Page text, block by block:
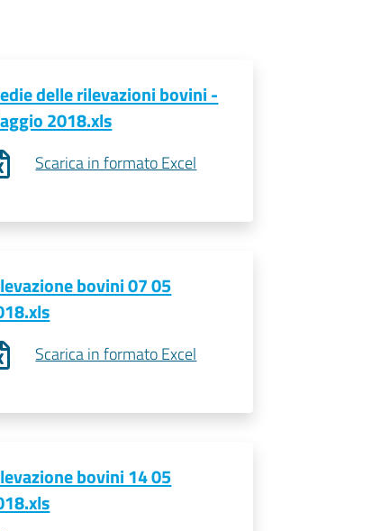
delle rilevazioni bovini -
2018.xls
Scarica in formato Excel
bovini 07 05
Scarica in formato Excel
bovini 14 05